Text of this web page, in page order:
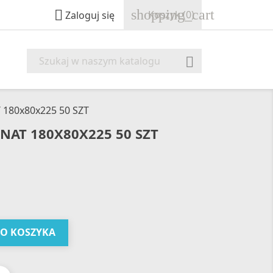
 Zaloguj się shopping_cart
Koszyk(0)

180x80x225 50 SZT
180X80X225 50 SZT
KOSZYKA